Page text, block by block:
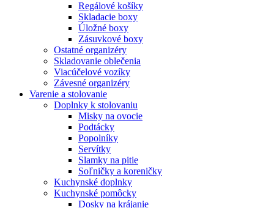
Regálové košíky
Skladacie boxy
Úložné boxy
Zásuvkové boxy
Ostatné organizéry
Skladovanie oblečenia
Viacúčelové vozíky
Závesné organizéry
Varenie a stolovanie
Doplnky k stolovaniu
Misky na ovocie
Podtácky
Popolníky
Servítky
Slamky na pitie
Soľničky a koreničky
Kuchynské doplnky
Kuchynské pomôcky
Dosky na krájanie